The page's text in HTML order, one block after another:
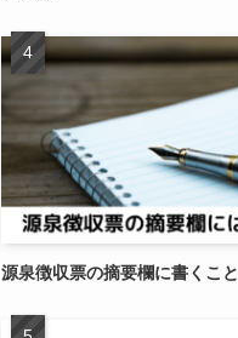
源泉徴収票の摘要欄に書くこ